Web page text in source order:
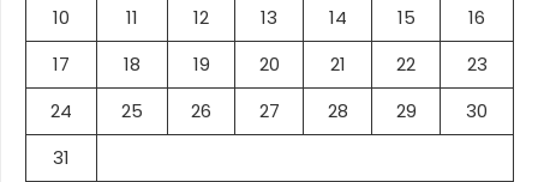
10
11 12 13 14 15
16
17
18 19 20 21 22
23
24
25 26 27 28 29
30
31